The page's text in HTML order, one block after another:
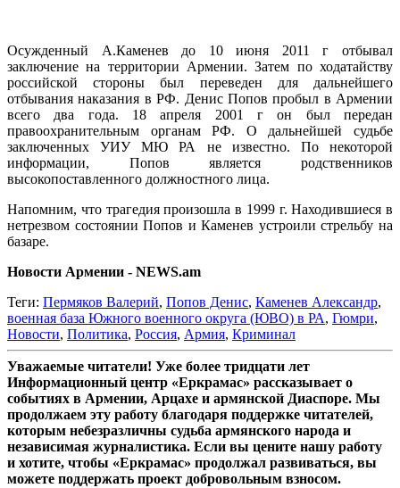
Осужденный А.Каменев до 10 июня 2011 г отбывал
заключение на территории Армении. Затем по ходатайству
российской стороны был переведен для дальнейшего
отбывания наказания в РФ. Денис Попов пробыл в Армении
всего два года. 18 апреля 2001 г он был передан
правоохранительным органам РФ. О дальнейшей судьбе
заключенных УИУ МЮ РА не известно. По некоторой
информации, Попов является родственников
высокопоставленного должностного лица.
Напомним, что трагедия произошла в 1999 г. Находившиеся в
нетрезвом состоянии Попов и Каменев устроили стрельбу на
базаре.
Новости Армении - NEWS.am
Теги: Пермяков Валерий, Попов Денис, Каменев Александр,
военная база Южного военного округа (ЮВО) в РА, Гюмри,
Новости, Политика, Россия, Армия, Криминал
Уважаемые читатели! Уже более тридцати лет
Информационный центр «Еркрамас» рассказывает о
событиях в Армении, Арцахе и армянской Диаспоре. Мы
продолжаем эту работу благодаря поддержке читателей,
которым небезразличны судьба армянского народа и
независимая журналистика. Если вы цените нашу работу
и хотите, чтобы «Еркрамас» продолжал развиваться, вы
можете поддержать проект добровольным взносом.